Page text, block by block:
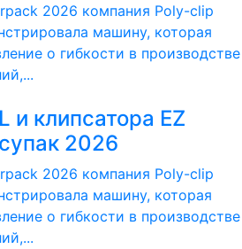
2026 компания Poly-clip
машину, которая
о гибкости в производстве
и клипсатора EZ
2026
2026 компания Poly-clip
машину, которая
о гибкости в производстве